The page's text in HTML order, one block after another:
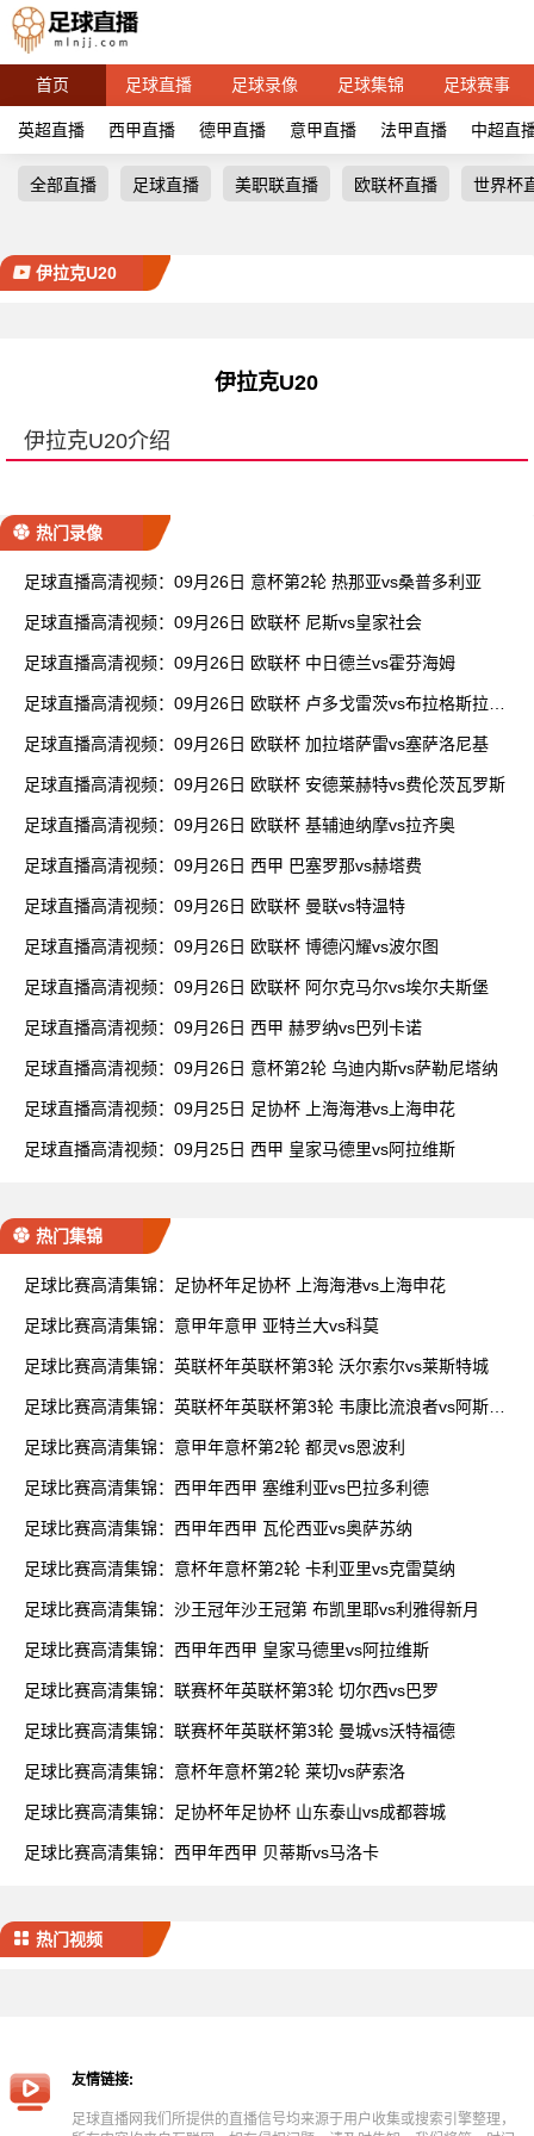
首页 足球直播 足球录像 足球集锦 足球赛事
英超直播 西甲直播 德甲直播 意甲直播 法甲直播 中超直
全部直播 足球直播 美职联直播 欧联杯直播 世界杯
伊拉克U20
伊拉克U20
伊拉克U20介绍
热门录像
足球直播高清视频：09月26日 意杯第2轮 热那亚vs桑普多利亚
足球直播高清视频：09月26日 欧联杯 尼斯vs皇家社会
足球直播高清视频：09月26日 欧联杯 中日德兰vs霍芬海姆
足球直播高清视频：09月26日 欧联杯 卢多戈雷茨vs布拉格斯拉维
足球直播高清视频：09月26日 欧联杯 加拉塔萨雷vs塞萨洛尼基
足球直播高清视频：09月26日 欧联杯 安德莱赫特vs费伦茨瓦罗斯
足球直播高清视频：09月26日 欧联杯 基辅迪纳摩vs拉齐奥
足球直播高清视频：09月26日 西甲 巴塞罗那vs赫塔费
足球直播高清视频：09月26日 欧联杯 曼联vs特温特
足球直播高清视频：09月26日 欧联杯 博德闪耀vs波尔图
足球直播高清视频：09月26日 欧联杯 阿尔克马尔vs埃尔夫斯堡
足球直播高清视频：09月26日 西甲 赫罗纳vs巴列卡诺
足球直播高清视频：09月26日 意杯第2轮 乌迪内斯vs萨勒尼塔纳
足球直播高清视频：09月25日 足协杯 上海海港vs上海申花
足球直播高清视频：09月25日 西甲 皇家马德里vs阿拉维斯
热门集锦
足球比赛高清集锦：足协杯年足协杯 上海海港vs上海申花
足球比赛高清集锦：意甲年意甲 亚特兰大vs科莫
足球比赛高清集锦：英联杯年英联杯第3轮 沃尔索尔vs莱斯特城
足球比赛高清集锦：英联杯年英联杯第3轮 韦康比流浪者vs阿斯顿
足球比赛高清集锦：意甲年意杯第2轮 都灵vs恩波利
足球比赛高清集锦：西甲年西甲 塞维利亚vs巴拉多利德
足球比赛高清集锦：西甲年西甲 瓦伦西亚vs奥萨苏纳
足球比赛高清集锦：意杯年意杯第2轮 卡利亚里vs克雷莫纳
足球比赛高清集锦：沙王冠年沙王冠第 布凯里耶vs利雅得新月
足球比赛高清集锦：西甲年西甲 皇家马德里vs阿拉维斯
足球比赛高清集锦：联赛杯年英联杯第3轮 切尔西vs巴罗
足球比赛高清集锦：联赛杯年英联杯第3轮 曼城vs沃特福德
足球比赛高清集锦：意杯年意杯第2轮 莱切vs萨索洛
足球比赛高清集锦：足协杯年足协杯 山东泰山vs成都蓉城
足球比赛高清集锦：西甲年西甲 贝蒂斯vs马洛卡
热门视频
友情链接:
足球直播网我们所提供的直播信号均来源于用户收集或搜索引擎整理，